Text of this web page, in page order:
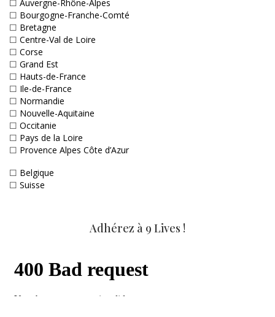
☐ Auvergne-Rhône-Alpes
☐ Bourgogne-Franche-Comté
☐ Bretagne
☐ Centre-Val de Loire
☐ Corse
☐ Grand Est
☐ Hauts-de-France
☐ Ile-de-France
☐ Normandie
☐ Nouvelle-Aquitaine
☐ Occitanie
☐ Pays de la Loire
☐ Provence Alpes Côte d’Azur
☐ Belgique
☐ Suisse
Adhérez à 9 Lives !